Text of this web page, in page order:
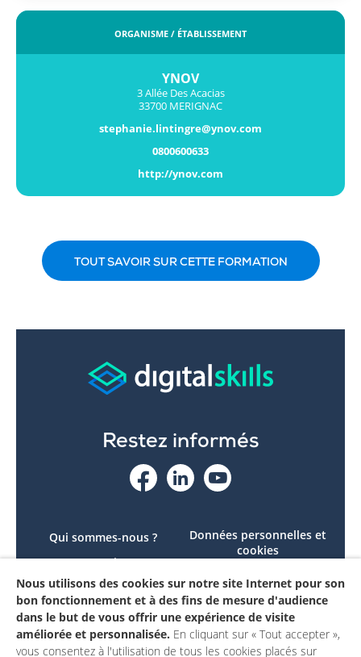
ORGANISME / ÉTABLISSEMENT
YNOV
3 Allée Des Acacias
33700 MERIGNAC
stephanie.lintingre@ynov.com
0800600633
http://ynov.com
TOUT SAVOIR SUR CETTE FORMATION
Restez informés
Qui sommes-nous ?
Le projet
Contactez-nous
Mon compte
Données personnelles et
cookies
conforme
Mentions légales
Nous utilisons des cookies sur notre site Internet pour son
bon fonctionnement et à des fins de mesure d'audience
dans le but de vous offrir une expérience de visite
améliorée et personnalisée. En cliquant sur « Tout accepter »,
vous consentez à l'utilisation de tous les cookies placés sur